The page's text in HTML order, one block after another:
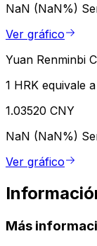
NaN (NaN%)
Ver gráfico
Yuan Renminbi
1 HRK equivale a
1.03520 CNY
NaN (NaN%)
Ver gráfico
Más